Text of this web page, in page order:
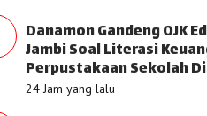
Danamon Gandeng OJK
Jambi Soal Literasi
Perpustakaan Sekolah
24 Jam yang lalu